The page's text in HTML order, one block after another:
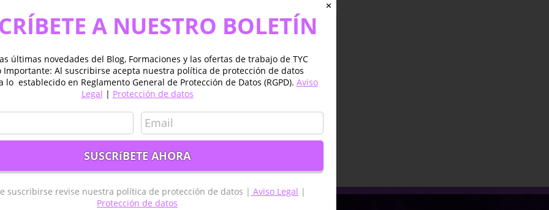
Curso online de Teledetección,
de Campos de Golf
450,00€
Original
price
350,00€Current
price
350,00 €.
✕
A NUESTRO BOLETÍN
últimas novedades del Blog, Formaciones y las ofertas de trabajo de TYC
Importante: Al suscribirse acepta nuestra política de protección de datos
lo establecido en Reglamento General de Protección de Datos (RGPD). Aviso
Legal | Protección de datos
suscribirse revise nuestra política de protección de datos | Aviso Legal |
Protección de datos